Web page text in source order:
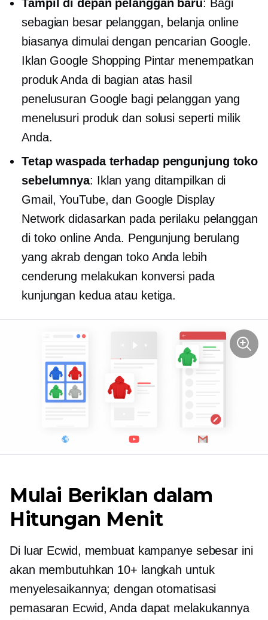
Tampil di depan pelanggan baru: Bagi
sebagian besar pelanggan, belanja online
biasanya dimulai dengan pencarian Google.
Iklan Google Shopping Pintar menempatkan
produk Anda di bagian atas hasil
penelusuran Google bagi pelanggan yang
menelusuri produk dan solusi seperti milik
Anda.
Tetap waspada terhadap pengunjung toko
sebelumnya: Iklan yang ditampilkan di
Gmail, YouTube, dan Google Display
Network didasarkan pada perilaku pelanggan
di toko online Anda. Pengunjung berulang
yang akrab dengan toko Anda lebih
cenderung melakukan konversi pada
kunjungan kedua atau ketiga.
Mulai Beriklan dalam
Hitungan Menit
Di luar Ecwid, membuat kampanye sebesar ini
akan membutuhkan 10+ langkah untuk
menyelesaikannya; dengan otomatisasi
pemasaran Ecwid, Anda dapat melakukannya